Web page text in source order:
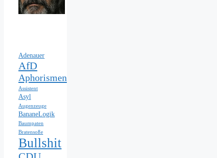
Adenauer
AfD
Aphorismen
Assistent
Asyl
Augenzeuge
BananeLogik
Baumpaten
Bratensoße
Bullshit